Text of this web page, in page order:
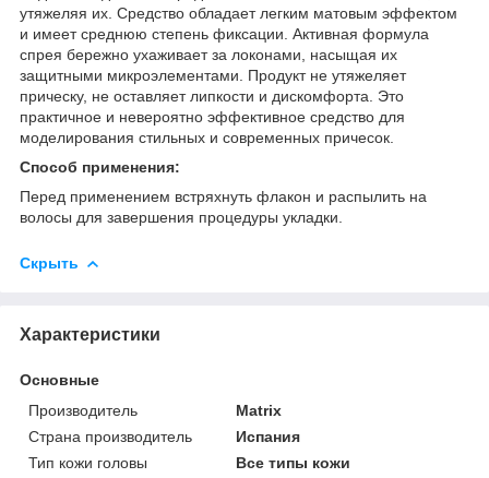
утяжеляя их. Средство обладает легким матовым эффектом
и имеет среднюю степень фиксации. Активная формула
спрея бережно ухаживает за локонами, насыщая их
защитными микроэлементами. Продукт не утяжеляет
прическу, не оставляет липкости и дискомфорта. Это
практичное и невероятно эффективное средство для
моделирования стильных и современных причесок.
Способ применения:
Перед применением встряхнуть флакон и распылить на
волосы для завершения процедуры укладки.
Скрыть
Характеристики
Основные
Производитель
Matrix
Страна производитель
Испания
Тип кожи головы
Все типы кожи